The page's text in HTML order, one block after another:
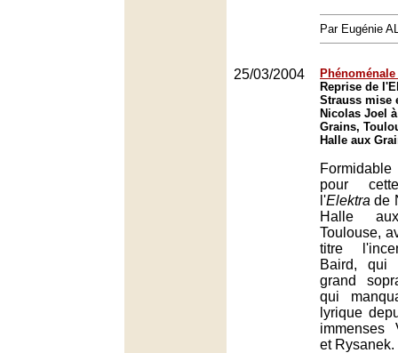
Par Eugénie
25/03/2004
Reprise de
Strauss mise
Nicolas Joel
Grains,
Halle aux
pour
l'Elektra de
Halle
Toulouse,
titre
Baird, qui
grand
qui
lyrique
immenses
et Rysanek.